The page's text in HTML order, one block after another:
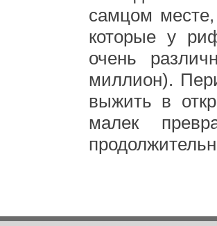
самцом месте,
которые у
очень
миллион).
выжить в
малек